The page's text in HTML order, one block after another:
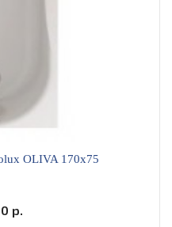
OLIVA 170х75
р.